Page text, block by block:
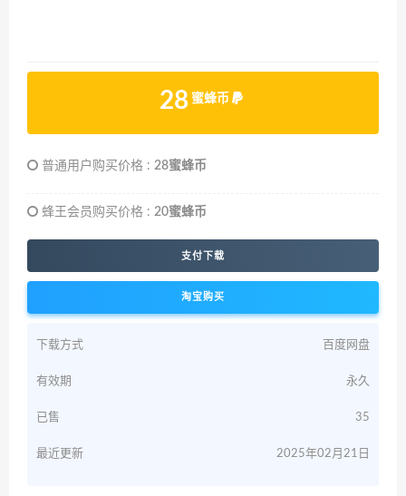
28 蜜蜂币
普通用户购买价格 : 28蜜蜂币
蜂王会员购买价格 : 20蜜蜂币
支付下载
淘宝购买
下载方式 百度网盘
有效期 永久
已售 35
最近更新 2025年02月21日